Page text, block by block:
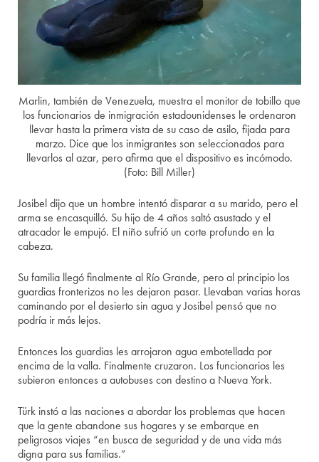
Marlin, también de Venezuela, muestra el monitor de tobillo que
los funcionarios de inmigración estadounidenses le ordenaron
llevar hasta la primera vista de su caso de asilo, fijada para
marzo. Dice que los inmigrantes son seleccionados para
llevarlos al azar, pero afirma que el dispositivo es incómodo.
(Foto: Bill Miller)
Josibel dijo que un hombre intentó disparar a su marido, pero el
arma se encasquilló. Su hijo de 4 años saltó asustado y el
atracador le empujó. El niño sufrió un corte profundo en la
cabeza.
Su familia llegó finalmente al Río Grande, pero al principio los
guardias fronterizos no les dejaron pasar. Llevaban varias horas
caminando por el desierto sin agua y Josibel pensó que no
podría ir más lejos.
Entonces los guardias les arrojaron agua embotellada por
encima de la valla. Finalmente cruzaron. Los funcionarios les
subieron entonces a autobuses con destino a Nueva York.
Türk instó a las naciones a abordar los problemas que hacen
que la gente abandone sus hogares y se embarque en
peligrosos viajes “en busca de seguridad y de una vida más
digna para sus familias.”